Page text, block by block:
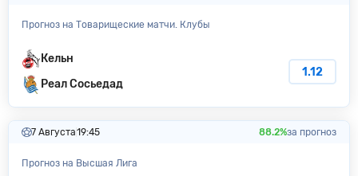
Прогноз на Товарищеские матчи. Клубы
Кельн
Реал Сосьедад
1.12
7 Августа19:45 88.2%за прогноз
Прогноз на Высшая Лига